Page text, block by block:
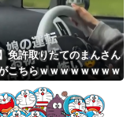
日本旅行キャンセルすべきか…1万年ぶり史上最大級の火山の兆し＝韓国の反応
海外「おめでとうタキ！」リヴァプール南野がバースデーゴール！！
免許取りたてのまんさん
こちらｗｗｗｗｗｗｗｗ
ｗｗｗｗ